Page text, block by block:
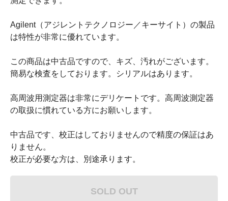
Agilent（アジレントテクノロジー／キーサイト）の製品
は特性が非常に優れています。
この商品は中古品ですので、キズ、汚れがございます。
簡易な検査をしております。シリアルはあります。
高周波用測定器は非常にデリケートです。高周波測定器
の取扱に慣れている方にお願いします。
中古品です、校正はしておりませんので精度の保証はあ
りません。
校正が必要な方は、別途承ります。
SOLD OUT